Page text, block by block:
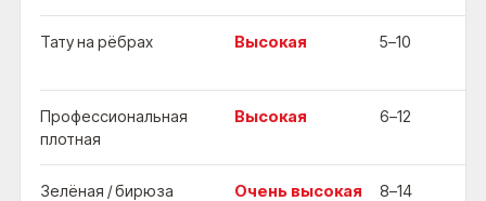
Тату на рёбрах Высокая 5–10
Профессиональная
плотная
Высокая 6–12
Зелёная / бирюза Очень высокая 8–14